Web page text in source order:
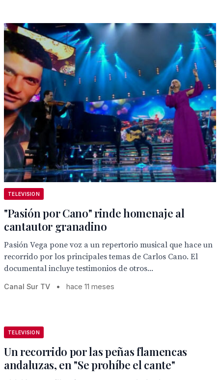
TELEVISION
"Pasión por Cano" rinde homenaje al
cantautor granadino
Pasión Vega pone voz a un repertorio musical que hace un
recorrido por los principales temas de Carlos Cano. El
documental incluye testimonios de otros...
Canal Sur TV • hace 11 meses
TELEVISION
Un recorrido por las peñas flamencas
andaluzas, en "Se prohíbe el cante"